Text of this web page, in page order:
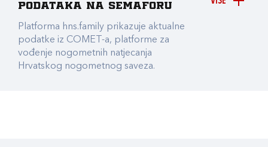
podataka na Semaforu
Platforma hns.family prikazuje aktualne
podatke iz COMET-a, platforme za
vođenje nogometnih natjecanja
Hrvatskog nogometnog saveza.